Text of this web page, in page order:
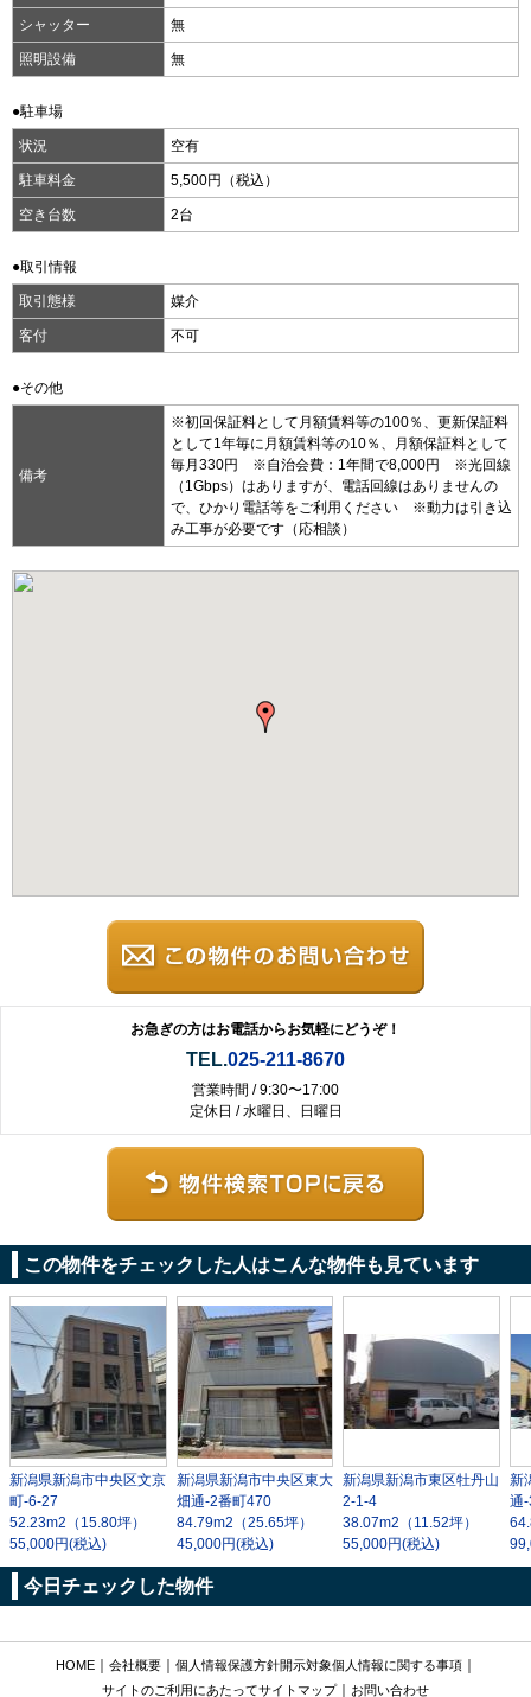
シャッター 無
照明設備 無
●駐車場
状況 空有
駐車料金 5,500円（税込）
空き台数 2台
●取引情報
取引態様 媒介
客付 不可
●その他
備考
※初回保証料として月額賃料等の100％、更新保証料
として1年毎に月額賃料等の10％、月額保証料として
毎月330円 ※自治会費：1年間で8,000円 ※光回線
（1Gbps）はありますが、電話回線はありませんの
で、ひかり電話等をご利用ください ※動力は引き込
み工事が必要です（応相談）
お急ぎの方はお電話からお気軽にどうぞ！
TEL.025-211-8670
営業時間 / 9:30〜17:00
定休日 / 水曜日、日曜日
この物件をチェックした人はこんな物件も見ています
新潟県新潟市中央区文京
町-6-27
52.23m2 （15.80坪）
55,000円(税込)
新潟県新潟市中央区東大
畑通-2番町470
84.79m2 （25.65坪）
45,000円(税込)
新潟県新潟市東区牡丹山
2-1-4
38.07m2 （11.52坪）
55,000円(税込)
新
通
今日チェックした物件
HOME｜ 会社概要｜ 個人情報保護方針開示対象個人情報に関する事項｜
サイトのご利用にあたってサイトマップ｜ お問い合わせ